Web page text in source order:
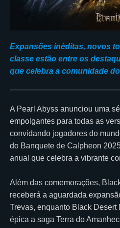
Expansões inéditas, novos
classe estão entre os
que celebra a comunidade
A Pearl Abyss anunciou uma
empolgantes para todas as
convidando jogadores do
do Banquete de Calpheon
anual que celebra a vibrante
Além das comemorações,
receberá a aguardada
Trevas, enquanto Black Desert
épica a saga Terra do